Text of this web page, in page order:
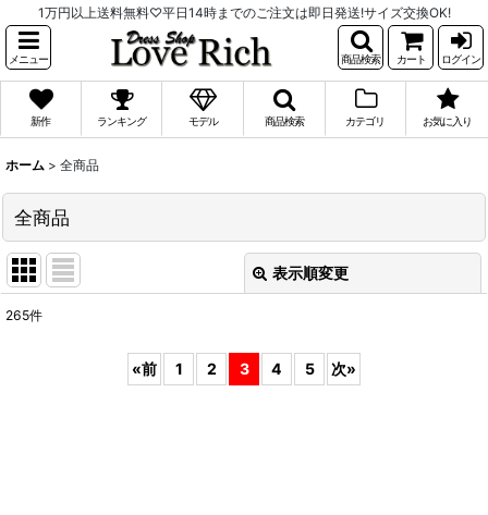
1万円以上送料無料♡平日14時までのご注文は即日発送!サイズ交換OK!
メニュー 商品検索 カート ログイン
新作 ランキング モデル 商品検索 カテゴリ お気に入り
ホーム > 全商品
全商品
表示順変更
265件
«前 1 2 3 4 5 次»